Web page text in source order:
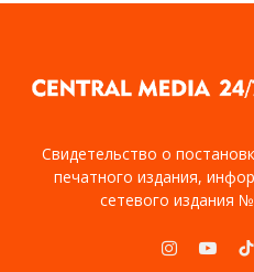
Свидетельство о
печатного издания,
сетевого издания
Instagram